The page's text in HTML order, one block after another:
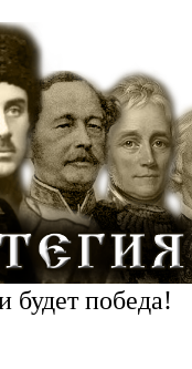
будет победа!